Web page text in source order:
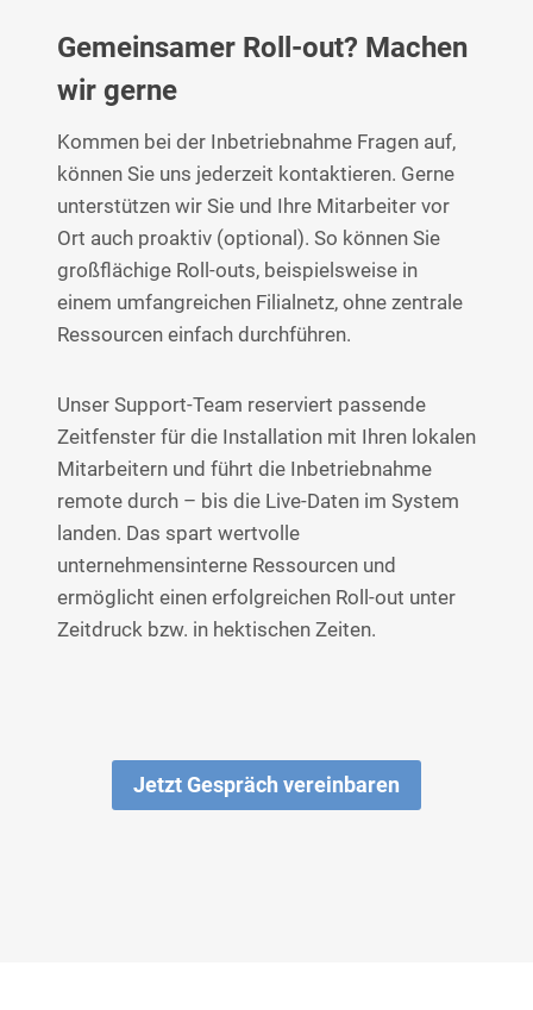
Gemeinsamer Roll-out? Machen
wir gerne
Kommen bei der Inbetriebnahme Fragen auf,
können Sie uns jederzeit kontaktieren. Gerne
unterstützen wir Sie und Ihre Mitarbeiter vor
Ort auch proaktiv (optional). So können Sie
großflächige Roll-outs, beispielsweise in
einem umfangreichen Filialnetz, ohne zentrale
Ressourcen einfach durchführen.
Unser Support-Team reserviert passende
Zeitfenster für die Installation mit Ihren lokalen
Mitarbeitern und führt die Inbetriebnahme
remote durch – bis die Live-Daten im System
landen. Das spart wertvolle
unternehmensinterne Ressourcen und
ermöglicht einen erfolgreichen Roll-out unter
Zeitdruck bzw. in hektischen Zeiten.
Jetzt Gespräch vereinbaren